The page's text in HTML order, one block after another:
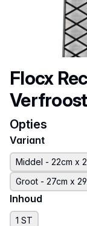
Flocx
Opties
Variant
Middel - 22cm x
Groot - 27cm x
Inhoud
1 ST